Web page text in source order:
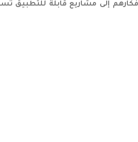
إلى مشاريع قابلة للتطبيق